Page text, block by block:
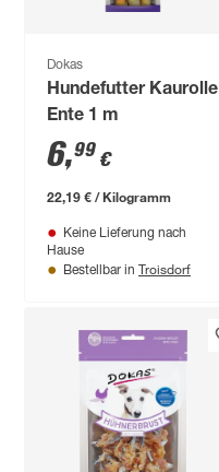
Dokas
Hundefutter Kaurolle
Ente 1 m
6,99 €
22,19 € / Kilogramm
Keine Lieferung nach
Hause
Bestellbar in Troisdorf